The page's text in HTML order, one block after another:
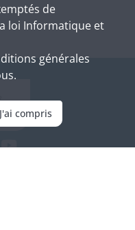
de
loi Informatique et
générales
J'ai compris